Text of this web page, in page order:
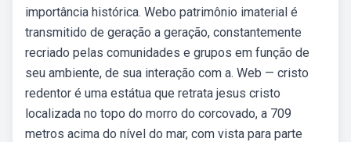
importância histórica. Webo patrimônio imaterial é
transmitido de geração a geração, constantemente
recriado pelas comunidades e grupos em função de
seu ambiente, de sua interação com a. Web — cristo
redentor é uma estátua que retrata jesus cristo
localizada no topo do morro do corcovado, a 709
metros acima do nível do mar, com vista para parte